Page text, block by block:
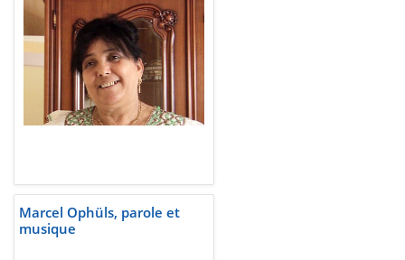
Marcel Ophüls, parole et
musique